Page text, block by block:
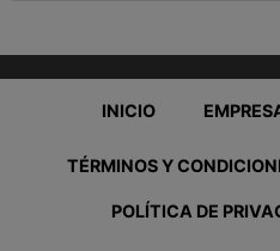
INICIO
TÉRMINOS Y
POLÍTICA DE